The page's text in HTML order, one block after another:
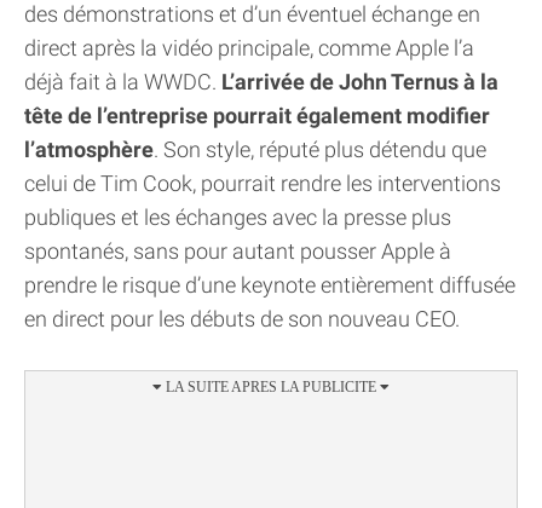
des démonstrations et d’un éventuel échange en
direct après la vidéo principale, comme Apple l’a
déjà fait à la WWDC. L’arrivée de John Ternus à la
tête de l’entreprise pourrait également modifier
l’atmosphère. Son style, réputé plus détendu que
celui de Tim Cook, pourrait rendre les interventions
publiques et les échanges avec la presse plus
spontanés, sans pour autant pousser Apple à
prendre le risque d’une keynote entièrement diffusée
en direct pour les débuts de son nouveau CEO.